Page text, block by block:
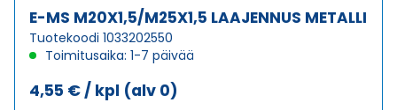
E-MS M20X1,5/M25X1,5 LAAJENNUS METALLI
Tuotekoodi 1033202550
Toimitusaika: 1-7 päivää
4,55 € / kpl (alv 0)